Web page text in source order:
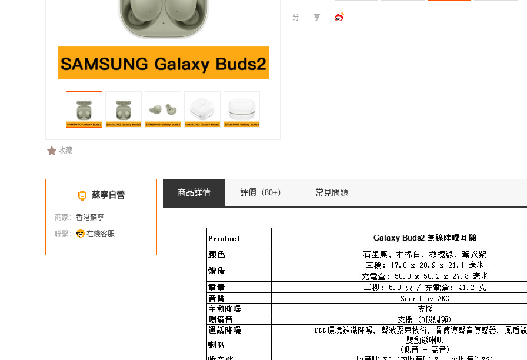
收藏
分享
蘇寧自營
商家： 香港蘇寧
聯繫：
在綫客服
商品詳情 評價 （80+） 常見問題